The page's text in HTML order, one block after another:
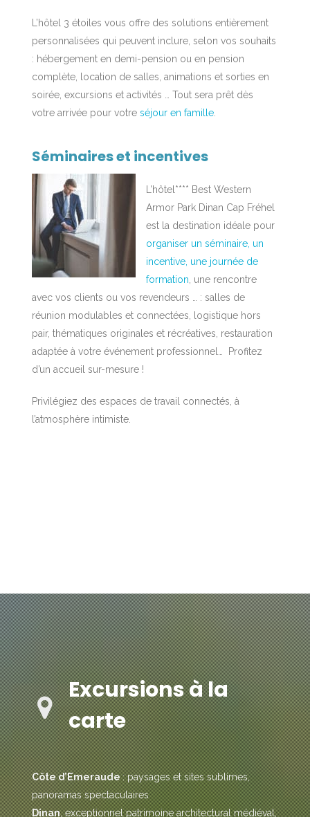
L’hôtel 3 étoiles vous offre des solutions entièrement
personnalisées qui peuvent inclure, selon vos souhaits
: hébergement en demi-pension ou en pension
complète, location de salles, animations et sorties en
soirée, excursions et activités … Tout sera prêt dès
votre arrivée pour votreséjour en famille
Séminaires et incentives
L’hôtel**** Best Western
Armor Park Dinan Cap Fréhel
est la destination idéale pour
organiser un séminaire, un
incentive, une journée de
formation , une rencontre
avec vos clients ou vos revendeurs … : salles de
réunion modulables et connectées, logistique hors
pair, thématiques originales et récréatives, restauration
adaptée à votre événement professionnel… Profitez
d’un accueil sur-mesure !
Privilégiez des espaces de travail connectés, à
l’atmosphère intimiste.
Excursions à la
carte
Côte d’Emeraude: paysages et sites sublimes,
panoramas spectaculaires
Dinan, exceptionnel patrimoine architectural médiéval,